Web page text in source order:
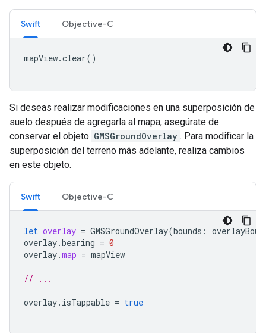
Swift Objective-C
mapView.clear()
Si deseas realizar modificaciones en una superposición de
suelo después de agregarla al mapa, asegúrate de
conservar el objeto GMSGroundOverlay . Para modificar la
superposición del terreno más adelante, realiza cambios
en este objeto.
Swift Objective-C
let overlay = GMSGroundOverlay(bounds :
overlay.bearing = 0
overlay.map = mapView
// ...
overlay. isTappable = true